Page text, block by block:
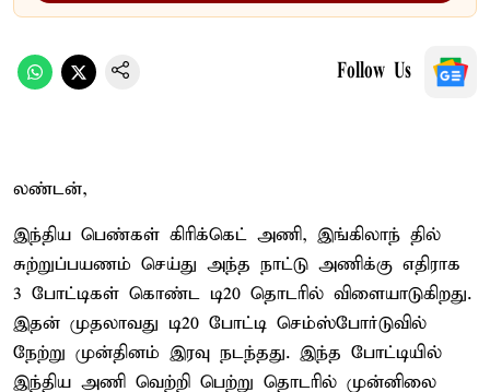
Follow Us
லண்டன்,
இந்திய பெண்கள் கிரிக்கெட் அணி, இங்கிலாந் தில்
சுற்றுப்பயணம் செய்து அந்த நாட்டு அணிக்கு எதிராக
3 போட்டிகள் கொண்ட டி20 தொடரில் விளையாடுகிறது.
இதன் முதலாவது டி20 போட்டி செம்ஸ்போர்டுவில்
நேற்று முன்தினம் இரவு நடந்தது. இந்த போட்டியில்
இந்திய அணி வெற்றி பெற்று தொடரில் முன்னிலை